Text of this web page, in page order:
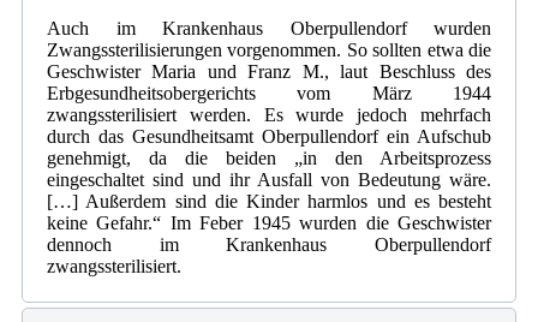
Auch im Krankenhaus Oberpullendorf wurden
Zwangssterilisierungen vorgenommen. So sollten etwa die
Geschwister Maria und Franz M., laut Beschluss des
Erbgesundheitsobergerichts vom März 1944
zwangssterilisiert werden. Es wurde jedoch mehrfach
durch das Gesundheitsamt Oberpullendorf ein Aufschub
genehmigt, da die beiden „in den Arbeitsprozess
eingeschaltet sind und ihr Ausfall von Bedeutung wäre.
[…] Außerdem sind die Kinder harmlos und es besteht
keine Gefahr.“ Im Feber 1945 wurden die Geschwister
dennoch im Krankenhaus Oberpullendorf
zwangssterilisiert.